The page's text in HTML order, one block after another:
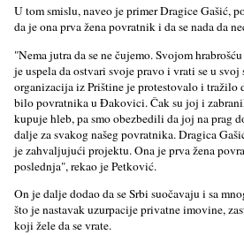
U tom smislu, naveo je primer Dragice Gašić,
da je ona prva žena povratnik i da se nada da
"Nema jutra da se ne čujemo. Svojom
je uspela da ostvari svoje pravo i vrati se u
organizacija iz Prištine je protestovalo i tražilo
bilo povratnika u Đakovici. Čak su joj i
kupuje hleb, pa smo obezbedili da joj na prag
dalјe za svakog našeg povratnika. Dragica
je zahvalјujući projektu. Ona je prva žena
poslednja", rekao je Petković.
On je dalјe dodao da se Srbi suočavaju i sa
što je nastavak uzurpacije privatne imovine,
koji žele da se vrate.